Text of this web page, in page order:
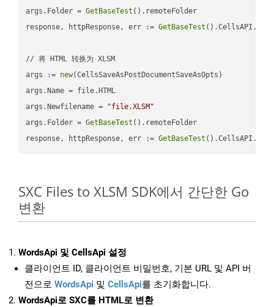
args.Folder = GetBaseTest ().remoteFolder
response, httpResponse, err := GetBaseTest ().CellsAPI.
// 将 HTML 转换为 XLSM
args := new(CellsSaveAsPostDocumentSaveAsOpts)
args.Name = file.HTML
args.Newfilename =
"file.XLSM"
args.Folder = GetBaseTest ().remoteFolder
response, httpResponse, err := GetBaseTest ().CellsAPI.
SXC Files to XLSM SDK에서 간단한 Go
변환
WordsApi 및 CellsApi 설정
클라이언트 ID, 클라이언트 비밀번호, 기본 URL 및 API 버
전으로 WordsApi 및 CellsApi를 초기화합니다.
WordsApi로 SXC를 HTML로 변환